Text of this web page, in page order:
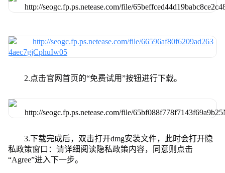
2.点击官网首页的“免费试用”按钮进行下载。
3.下载完成后，双击打开dmg安装文件，此时会打开隐
私政策窗口：请详细阅读隐私政策内容，同意则点击
“Agree”进入下一步。